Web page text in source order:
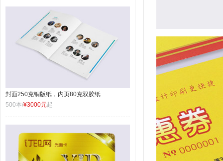
封面250克铜版纸，内页80克双胶纸
500本/¥3000元起